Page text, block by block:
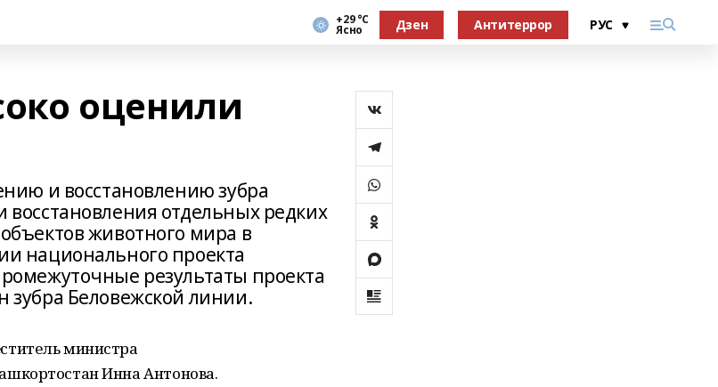
+29 °С
Ясно Дзен Антитеррор
оценили
и восстановлению зубра
отдельных редких
животного мира в
национального проекта
результаты проекта
зубра Беловежской линии.
министра
Инна Антонова.